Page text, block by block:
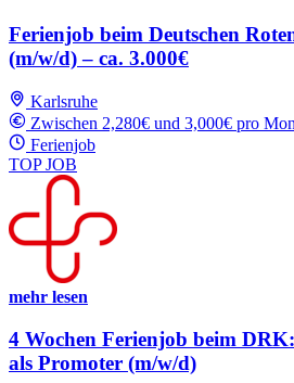
Ferienjob beim Deutschen
(m/w/d) – ca. 3.000€
Karlsruhe
Zwischen 2,280€ und 3,000€ pro
Ferienjob
TOP JOB
mehr lesen
4 Wochen Ferienjob beim
als Promoter (m/w/d)